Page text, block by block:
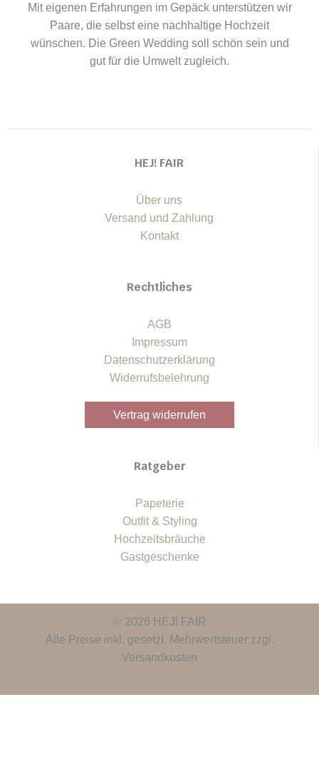
Mit eigenen Erfahrungen im Gepäck unterstützen wir
Paare, die selbst eine nachhaltige Hochzeit
wünschen. Die Green Wedding soll schön sein und
gut für die Umwelt zugleich.
HEJ! FAIR
Über uns
Versand und Zahlung
Kontakt
Rechtliches
AGB
Impressum
Datenschutzerklärung
Widerrufsbelehrung
Vertrag widerrufen
Ratgeber
Papeterie
Outfit & Styling
Hochzeitsbräuche
Gastgeschenke
© 2026 HEJ! FAIR
Alle Preise inkl. gesetzl. Mehrwertsteuer zzgl.
Versandkosten